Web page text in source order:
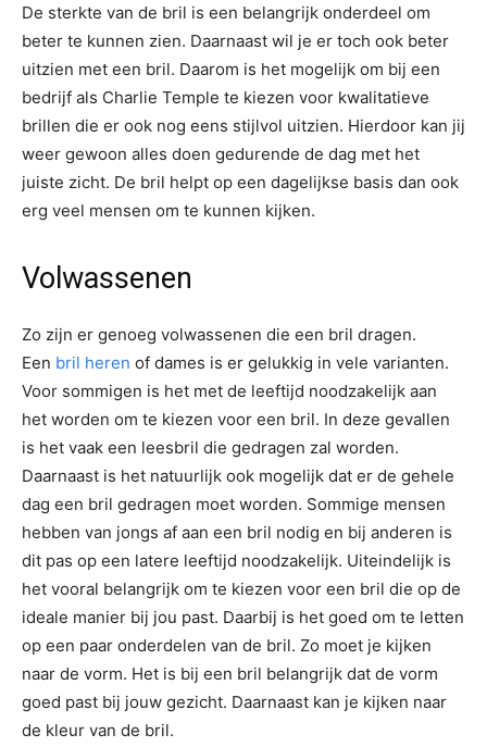
De sterkte van de bril is een belangrijk onderdeel om
beter te kunnen zien. Daarnaast wil je er toch ook beter
uitzien met een bril. Daarom is het mogelijk om bij een
bedrijf als Charlie Temple te kiezen voor kwalitatieve
brillen die er ook nog eens stijlvol uitzien. Hierdoor kan jij
weer gewoon alles doen gedurende de dag met het
juiste zicht. De bril helpt op een dagelijkse basis dan ook
erg veel mensen om te kunnen kijken.
Volwassenen
Zo zijn er genoeg volwassenen die een bril dragen.
Een bril heren of dames is er gelukkig in vele varianten.
Voor sommigen is het met de leeftijd noodzakelijk aan
het worden om te kiezen voor een bril. In deze gevallen
is het vaak een leesbril die gedragen zal worden.
Daarnaast is het natuurlijk ook mogelijk dat er de gehele
dag een bril gedragen moet worden. Sommige mensen
hebben van jongs af aan een bril nodig en bij anderen is
dit pas op een latere leeftijd noodzakelijk. Uiteindelijk is
het vooral belangrijk om te kiezen voor een bril die op de
ideale manier bij jou past. Daarbij is het goed om te letten
op een paar onderdelen van de bril. Zo moet je kijken
naar de vorm. Het is bij een bril belangrijk dat de vorm
goed past bij jouw gezicht. Daarnaast kan je kijken naar
de kleur van de bril.